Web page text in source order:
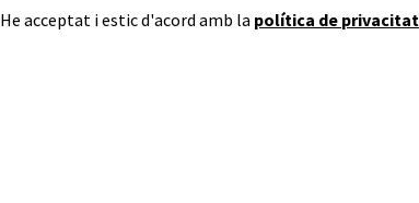
He acceptat i estic d'acord amb la política de privacitat